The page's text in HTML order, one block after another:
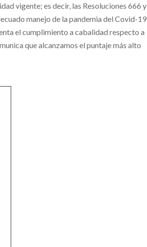
vigente; es decir, las Resoluciones 666 y
manejo de la pandemia del Covid-19
el cumplimiento a cabalidad respecto a
que alcanzamos el puntaje más alto